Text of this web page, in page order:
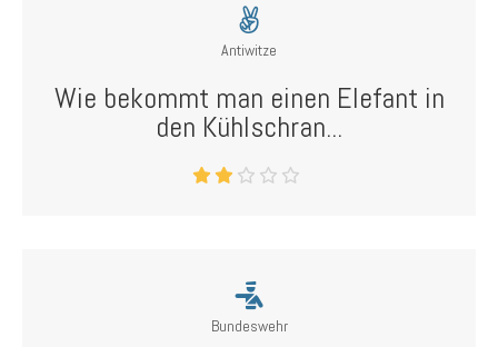
Antiwitze
Wie bekommt man einen Elefant in
den Kühlschran...
Bundeswehr